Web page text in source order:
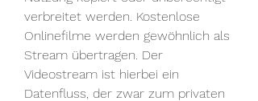
verbreitet werden. Kostenlose
Onlinefilme werden gewöhnlich als
Stream übertragen. Der
Videostream ist hierbei ein
Datenfluss, der zwar zum privaten